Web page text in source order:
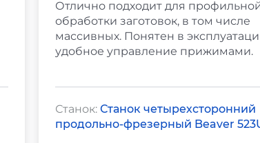
Отлично подходит для
обработки заготовок, в том числе
массивных. Понятен в
удобное управление прижимами.
Станок: Станок четырехсторонний
продольно-фрезерный Beaver